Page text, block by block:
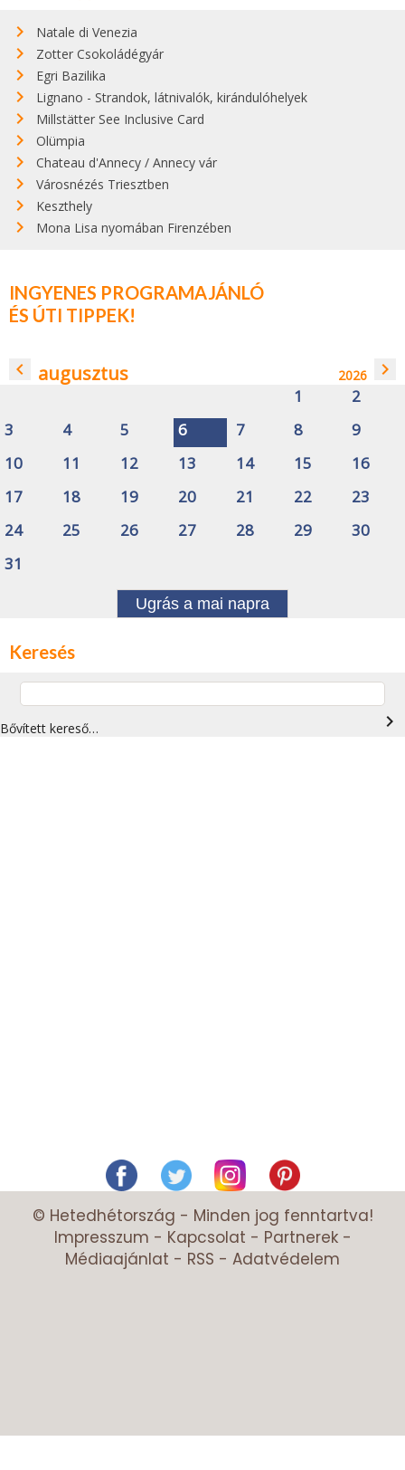
Natale di Venezia
Zotter Csokoládégyár
Egri Bazilika
Lignano - Strandok, látnivalók, kirándulóhelyek
Millstätter See Inclusive Card
Olümpia
Chateau d'Annecy / Annecy vár
Városnézés Triesztben
Keszthely
Mona Lisa nyomában Firenzében
INGYENES PROGRAMAJÁNLÓ
ÉS ÚTI TIPPEK!
navigate_before augusztus 2026 navigate_next
1
2
3
4 5 6 7 8
9
10
11 12 13 14 15
16
17
18 19 20 21 22
23
24
25 26 27 28 29
30
31
Ugrás a mai napra
Keresés
Bővített kereső… navigate_next
© Hetedhétország - Minden jog fenntartva!
Impresszum - Kapcsolat - Partnerek-
Médiaajánlat - RSS - Adatvédelem